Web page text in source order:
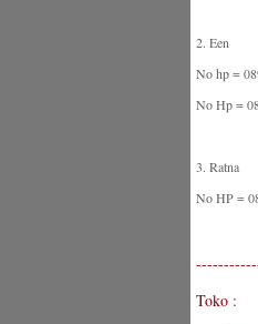
2. Een
No hp =
No Hp =
3. Ratna
No HP =
Toko :